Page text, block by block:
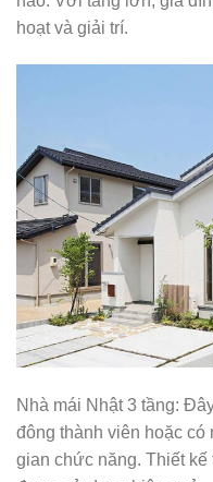
hoạt và giải trí.
Nhà mái Nhật 3 tầng:
đông thành viên hoặc
gian chức năng. Thiết kế